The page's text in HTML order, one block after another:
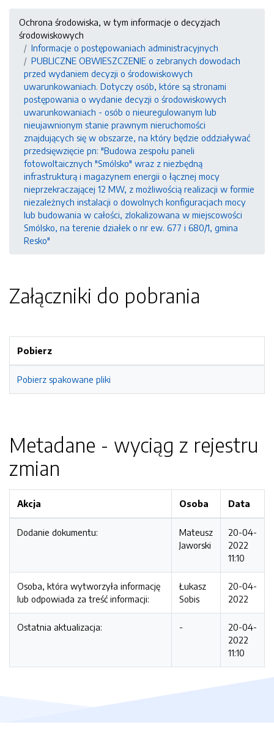
Ochrona środowiska, w tym informacje o decyzjach
środowiskowych
Informacje o postępowaniach administracyjnych
PUBLICZNE OBWIESZCZENIE o zebranych dowodach
przed wydaniem decyzji o środowiskowych
uwarunkowaniach. Dotyczy osób, które są stronami
postępowania o wydanie decyzji o środowiskowych
uwarunkowaniach - osób o nieuregulowanym lub
nieujawnionym stanie prawnym nieruchomości
znajdujących się w obszarze, na który będzie oddziaływać
przedsięwzięcie pn: "Budowa zespołu paneli
fotowoltaicznych "Smólsko" wraz z niezbędną
infrastrukturą i magazynem energii o łącznej mocy
nieprzekraczającej 12 MW, z możliwością realizacji w formie
niezależnych instalacji o dowolnych konfiguracjach mocy
lub budowania w całości, zlokalizowana w miejscowości
Smólsko, na terenie działek o nr ew. 677 i 680/1, gmina
Resko"
Załączniki do pobrania
Pobierz
Pobierz spakowane pliki
Metadane - wyciąg z rejestru
zmian
Akcja Osoba Data
Dodanie dokumentu:
Mateusz
Jaworski
20-04-
2022
11:10
Osoba, która wytworzyła informację
lub odpowiada za treść informacji:
Łukasz
Sobis
20-04-
2022
Ostatnia aktualizacja: -
20-04-
2022
11:10